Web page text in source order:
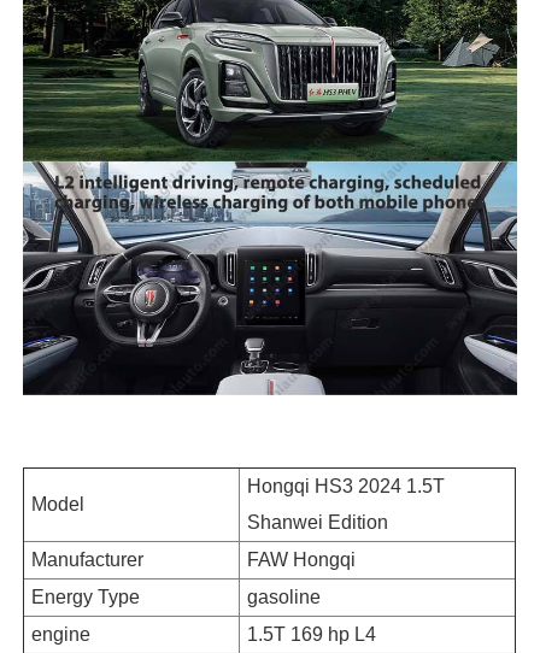
Model
Hongqi HS3 2024 1.5T
Shanwei Edition
Manufacturer
FAW Hongqi
Energy Type
gasoline
engine
1.5T 169 hp L4